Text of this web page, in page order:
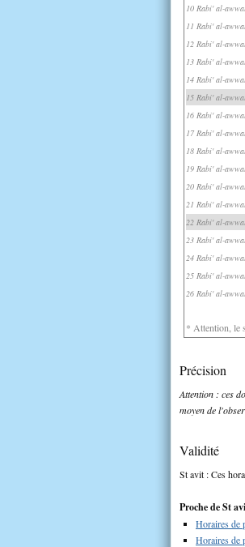
10 Rabi' al-
11 Rabi' al-
12 Rabi' al-
13 Rabi' al-
14 Rabi' al-
15 Rabi' al-
16 Rabi' al-
17 Rabi' al-
18 Rabi' al-
19 Rabi' al-
20 Rabi' al-
21 Rabi' al-
22 Rabi' al-
23 Rabi' al-
24 Rabi' al-
25 Rabi' al-
26 Rabi' al-
* Attention, le
Précision
Attention : ces
moyen de
Validité
St avit : Ces
Proche de St
Horaires de
Horaires de